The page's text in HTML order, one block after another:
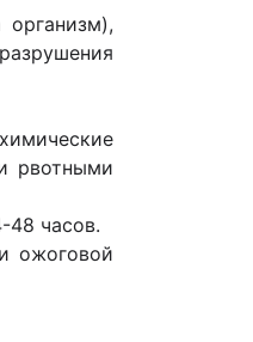
рвотными
48 часов.
ожоговой